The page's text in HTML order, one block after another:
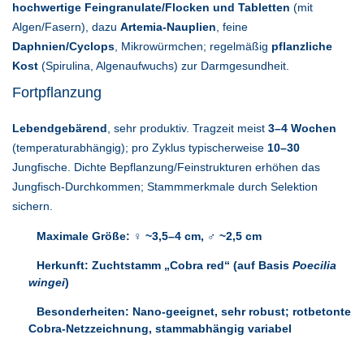
hochwertige Feingranulate/Flocken und Tabletten (mit
Algen/Fasern), dazu Artemia-Nauplien , feine
Daphnien/Cyclops , Mikrowürmchen; regelmäßig pflanzliche
Kost (Spirulina, Algenaufwuchs) zur Darmgesundheit.
Fortpflanzung
Lebendgebärend , sehr produktiv. Tragzeit meist 3–4 Wochen
(temperaturabhängig); pro Zyklus typischerweise 10–30
Jungfische. Dichte Bepflanzung/Feinstrukturen erhöhen das
Jungfisch-Durchkommen; Stammmerkmale durch Selektion
sichern.
Maximale Größe: ♀ ~3,5–4 cm, ♂ ~2,5 cm
Herkunft: Zuchtstamm „Cobra red“ (auf Basis Poecilia
wingei)
Besonderheiten: Nano-geeignet, sehr robust; rotbetonte
Cobra-Netzzeichnung, stammabhängig variabel